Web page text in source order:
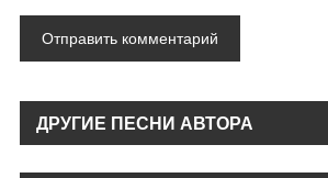
ДРУГИЕ ПЕСНИ АВТОРА